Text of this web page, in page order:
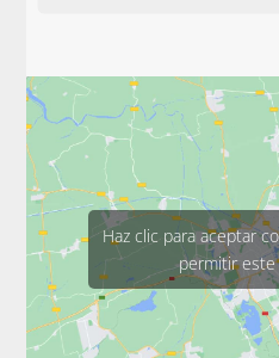
Haz clic para aceptar
permitir